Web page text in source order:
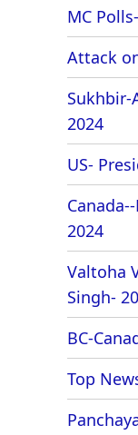
MC
Attack
Sukhbir-
2024
US-
2024
Valtoha
Singh-
BC-
Top